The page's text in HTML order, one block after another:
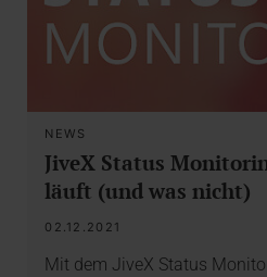
NEWS
JiveX Status
läuft (und was nicht)
02.12.2021
Mit dem JiveX Status